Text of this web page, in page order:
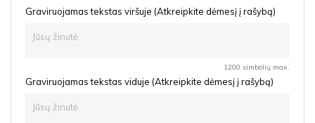
Graviruojamas tekstas viršuje (Atkreipkite dėmesį į rašybą)
1200 simbolių max.
Graviruojamas tekstas viduje (Atkreipkite dėmesį į rašybą)